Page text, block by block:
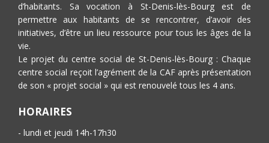
d’habitants. Sa vocation à St-Denis-lès-Bourg est de
permettre aux habitants de se rencontrer, d’avoir des
initiatives, d’être un lieu ressource pour tous les âges de la
vie.
Le projet du centre social de St-Denis-lès-Bourg : Chaque
centre social reçoit l’agrément de la CAF après présentation
de son « projet social » qui est renouvelé tous les 4 ans.
HORAIRES
- lundi et jeudi 14h-17h30